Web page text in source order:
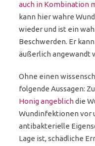
auch in Kombination
kann hier wahre
wieder und ist ein
Beschwerden. Er
äußerlich angewandt
Ohne einen
folgende Aussagen:
Honig angeblichdie
Wundinfektionen vor
antibakterielle
Lage ist, schädliche